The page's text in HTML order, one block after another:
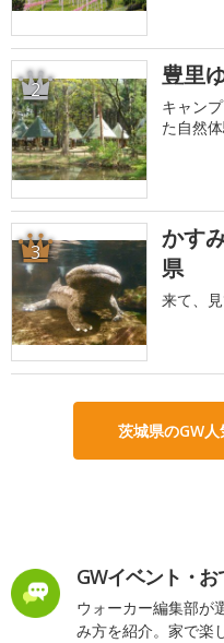
2 豊里
キャン
た自然
3
かす
県
来て、
茨城県のGW
GWイベント・お
ウォーカー編集部が
み方を紹介。家で楽